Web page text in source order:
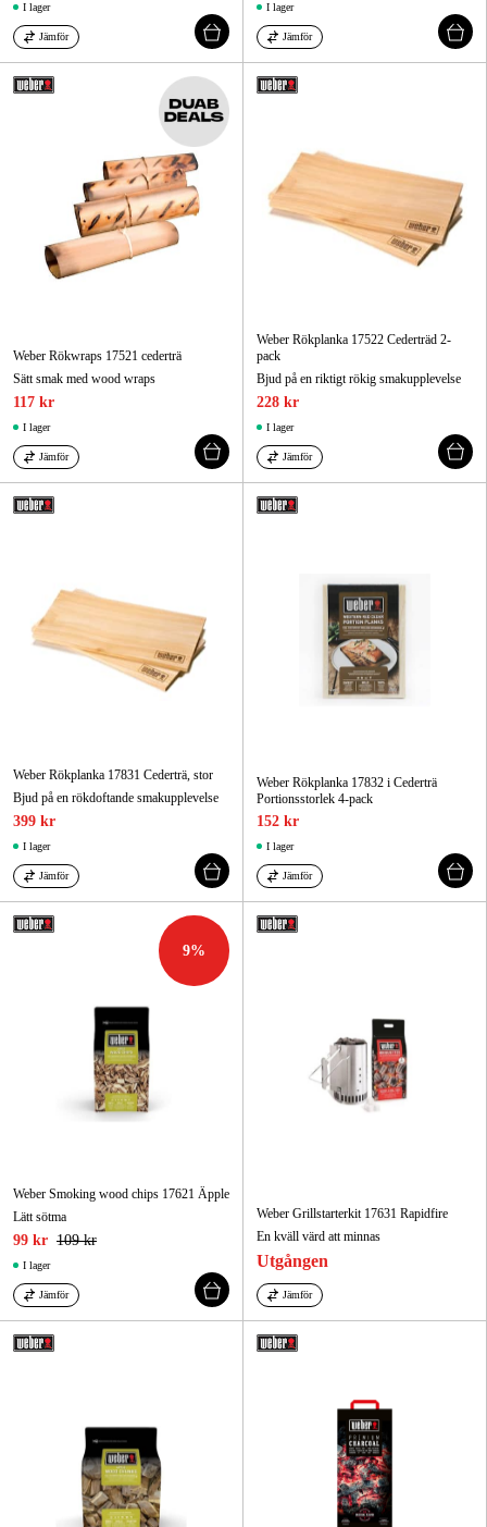
I lager
Jämför
I lager
Jämför
Weber Rökwraps 17521 cederträ
Sätt smak med wood wraps
117 kr
I lager
Jämför
Weber Rökplanka 17522 Cederträd 2-
pack
Bjud på en riktigt rökig smakupplevelse
228 kr
I lager
Jämför
Weber Rökplanka 17831 Cederträ, stor
Bjud på en rökdoftande smakupplevelse
399 kr
I lager
Jämför
Weber Rökplanka 17832 i Cederträ
Portionsstorlek 4-pack
152 kr
I lager
Jämför
9%
Weber Smoking wood chips 17621 Äpple
Lätt sötma
99 kr 109 kr
I lager
Jämför
Weber Grillstarterkit 17631 Rapidfire
En kväll värd att minnas
Utgången
Jämför